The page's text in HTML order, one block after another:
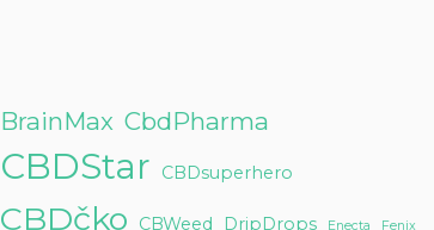
BrainMax CbdPharma
CBDStar CBDsuperhero
CBDčko CBWeed DripDrops Enecta Fenix